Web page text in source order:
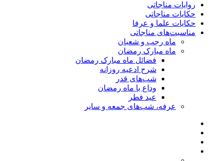
روایات مناجاتی
حکایات مناجاتی
حکایات علما و عرفا
مناسبت‌های مناجاتی
ماه رجب و شعبان
ماه مبارک رمضان
فضائل ماه مبارک رمضان
شرح ادعیه روزانه
شب‌های قدر
وداع با ماه رمضان
عید فطر
عرفه، شب‌های جمعه و سایر